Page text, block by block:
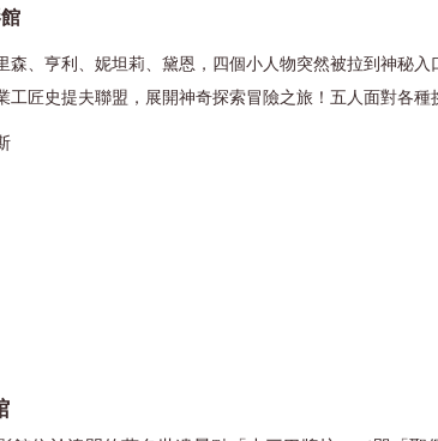
森、亨利、妮坦莉、黛恩，四個小人物突然被拉到神秘
工匠史提夫聯盟，展開神奇探索冒險之旅！五人面對各